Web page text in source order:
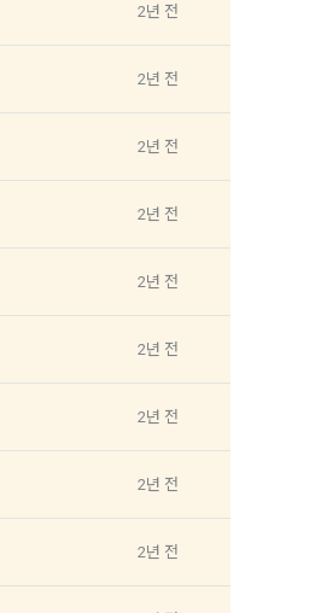
2년 전
2년 전
2년 전
2년 전
2년 전
2년 전
2년 전
2년 전
2년 전